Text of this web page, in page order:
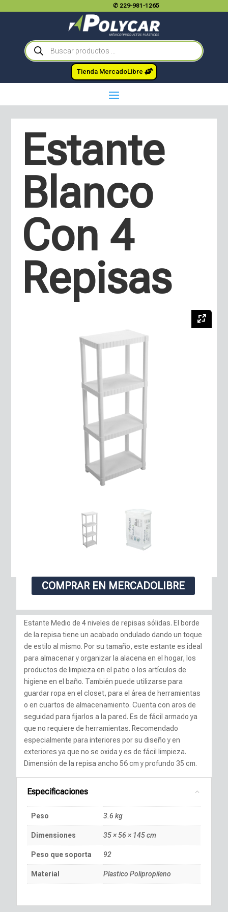
✆ 229-981-1265
Búsqueda
de
productos
Tienda MercadoLibre
Estante
Blanco
Con 4
Repisas
COMPRAR EN MERCADOLIBRE
Estante Medio de 4 niveles de repisas sólidas. El borde
de la repisa tiene un acabado ondulado dando un toque
de estilo al mismo. Por su tamaño, este estante es ideal
para almacenar y organizar la alacena en el hogar, los
productos de limpieza en el patio o los artículos de
higiene en el baño. También puede utilizarse para
guardar ropa en el closet, para el área de herramientas
o en cuartos de almacenamiento. Cuenta con aros de
seguidad para fijarlos a la pared. Es de fácil armado ya
que no requiere de herramientas. Recomendado
especialmente para interiores por su diseño y en
exteriores ya que no se oxida y es de fácil limpieza.
Dimensión de la repisa ancho 56 cm y profundo 35 cm.
Especificaciones
Peso 3.6 kg
Dimensiones 35 × 56 × 145 cm
Peso que soporta 92
Material Plastico Polipropileno